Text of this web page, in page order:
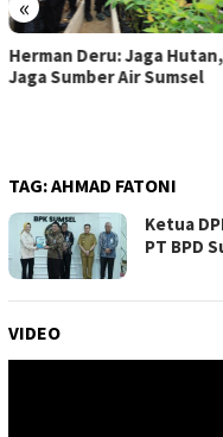
Herman Deru: Jaga Hutan,
Jaga Sumber Air Sumsel
TAG:AHMAD FATONI
Ketua
PT BPD
VIDEO